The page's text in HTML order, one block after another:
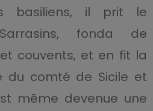
basiliens, il prit le
fonda de
couvents, et en fit la
du comté de Sicile et
même devenue une